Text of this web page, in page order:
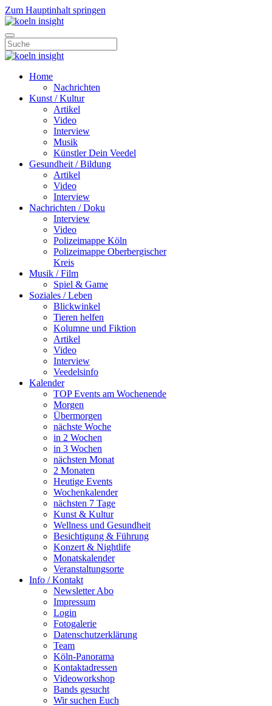
Zum Hauptinhalt springen
Home
Nachrichten
Kunst / Kultur
Artikel
Video
Interview
Musik
Künstler Dein Veedel
Gesundheit / Bildung
Artikel
Video
Interview
Nachrichten / Doku
Interview
Video
Polizeimappe Köln
Polizeimappe Oberbergischer
Kreis
Musik / Film
Spiel & Game
Soziales / Leben
Blickwinkel
Tieren helfen
Kolumne und Fiktion
Artikel
Video
Interview
Veedelsinfo
Kalender
TOP Events am Wochenende
Morgen
Übermorgen
nächste Woche
in 2 Wochen
in 3 Wochen
nächsten Monat
2 Monaten
Heutige Events
Wochenkalender
nächsten 7 Tage
Kunst & Kultur
Wellness und Gesundheit
Besichtigung & Führung
Konzert & Nightlife
Monatskalender
Veranstaltungsorte
Info / Kontakt
Newsletter Abo
Impressum
Login
Fotogalerie
Datenschutzerklärung
Team
Köln-Panorama
Kontaktadressen
Videoworkshop
Bands gesucht
Wir suchen Euch